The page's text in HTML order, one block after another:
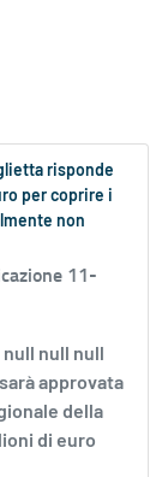
risponde
per coprire i
non
11-
null null
sarà approvata
della
di euro